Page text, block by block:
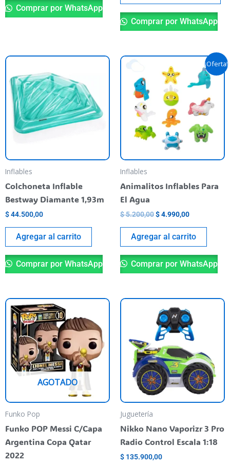
producto
Comprar por WhatsApp
Comprar por WhatsApp
Inflables
Colchoneta Inflable
Bestway Diamante 1,93m
$44.500,00
Agregar al carrito
Comprar por WhatsApp
¡Oferta!
Inflables
Animalitos Inflables Para
El Agua
$5.200,00
El
precio
original
era:
$ 5.200,00.
$4.990,00
El
precio
actual
es:
$ 4.990,00.
Agregar al carrito
Comprar por WhatsApp
AGOTADO
Funko Pop
Funko POP Messi C/Capa
Argentina Copa Qatar
2022
Juguetería
Nikko Nano Vaporizr 3 Pro
Radio Control Escala 1:18
$ 135.900,00